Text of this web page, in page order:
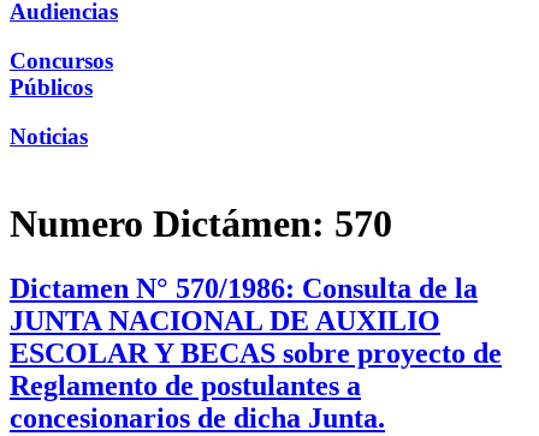
Audiencias
Concursos
Públicos
Noticias
Numero Dictámen: 570
Dictamen N° 570/1986: Consulta de la
JUNTA NACIONAL DE AUXILIO
ESCOLAR Y BECAS sobre proyecto de
Reglamento de postulantes a
concesionarios de dicha Junta.